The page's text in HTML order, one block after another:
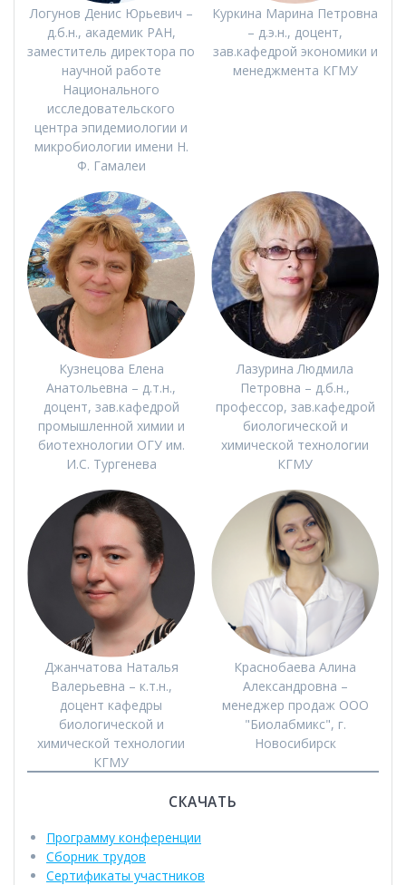
Логунов Денис Юрьевич –
д.б.н., академик РАН,
заместитель директора по
научной работе
Национального
исследовательского
центра эпидемиологии и
микробиологии имени Н.
Ф. Гамалеи
Куркина Марина Петровна
– д.э.н., доцент,
зав.кафедрой экономики и
менеджмента КГМУ
Кузнецова Елена
Анатольевна – д.т.н.,
доцент, зав.кафедрой
промышленной химии и
биотехнологии ОГУ им.
И.С. Тургенева
Лазурина Людмила
Петровна – д.б.н.,
профессор, зав.кафедрой
биологической и
химической технологии
КГМУ
Джанчатова Наталья
Валерьевна – к.т.н.,
доцент кафедры
биологической и
химической технологии
КГМУ
Краснобаева Алина
Александровна –
менеджер продаж ООО
"Биолабмикс", г.
Новосибирск
СКАЧАТЬ
Программу конференции
Сборник трудов
Сертификаты участников